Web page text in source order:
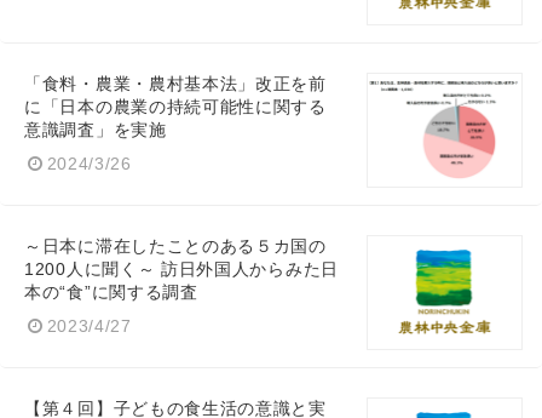
「食料・農業・農村基本法」改正を前
に「日本の農業の持続可能性に関する
意識調査」を実施
2024/3/26
～日本に滞在したことのある５カ国の
1200人に聞く～ 訪日外国人からみた日
本の“食”に関する調査
2023/4/27
【第４回】子どもの食生活の意識と実